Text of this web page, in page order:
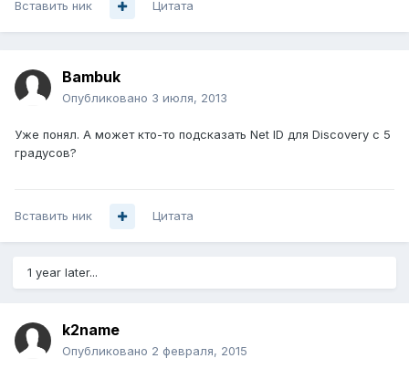
Вставить ник Цитата
Bambuk
Опубликовано 3 июля, 2013
Уже понял. А может кто-то подсказать Net ID для Discovery c 5
градусов?
Вставить ник Цитата
1 year later...
k2name
Опубликовано 2 февраля, 2015